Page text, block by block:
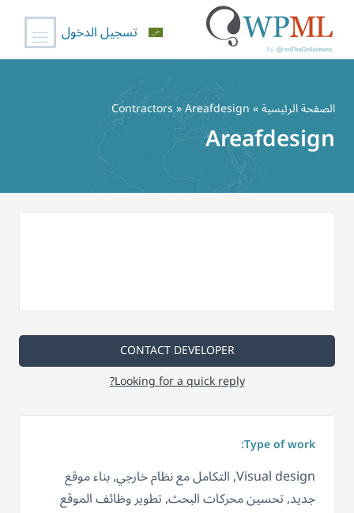
تسجيل الدخول
الصفحة الرئيسية»
Contractors» Areafdesign
Areafdesign
CONTACT DEVELOPER
Looking for a quick reply?
Type of work:
Visual design, التكامل مع نظام خارجي, بناء موقع
جديد, تحسين محركات البحث, تطوير وظائف الموقع